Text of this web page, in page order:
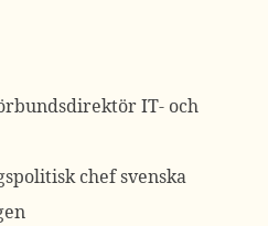
IT- och
chef svenska